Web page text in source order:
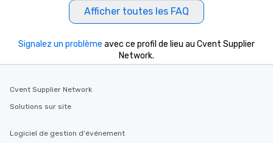
Afficher toutes les FAQ
Signalez un problème avec ce profil de lieu au Cvent Supplier
Network.
Cvent Supplier Network
Solutions sur site
Logiciel de gestion d'événement